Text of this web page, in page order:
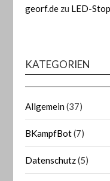
georf.de zu LED-
KATEGORIEN
Allgemein(37)
BKampfBot(7)
Datenschutz(5)